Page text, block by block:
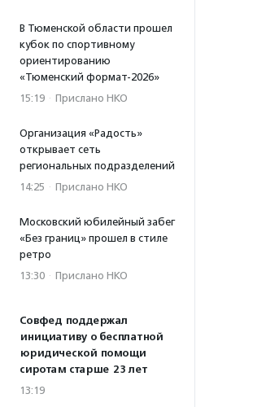
В Тюменской области прошел
кубок по спортивному
ориентированию
«Тюменский формат-2026»
15:19 · Прислано НКО
Организация «Радость»
открывает сеть
региональных подразделений
14:25 · Прислано НКО
Московский юбилейный забег
«Без границ» прошел в стиле
ретро
13:30 · Прислано НКО
Совфед поддержал
инициативу о бесплатной
юридической помощи
сиротам старше 23 лет
13:19